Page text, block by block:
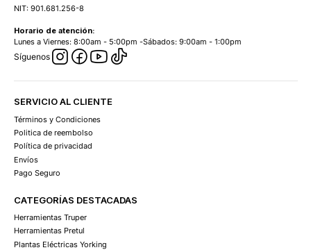
NIT: 901.681.256-8
Horario de atención:
Lunes a Viernes: 8:00am - 5:00pm -Sábados: 9:00am - 1:00pm
Síguenos
SERVICIO AL CLIENTE
Términos y Condiciones
Politica de reembolso
Política de privacidad
Envíos
Pago Seguro
CATEGORÍAS DESTACADAS
Herramientas Truper
Herramientas Pretul
Plantas Eléctricas Yorking